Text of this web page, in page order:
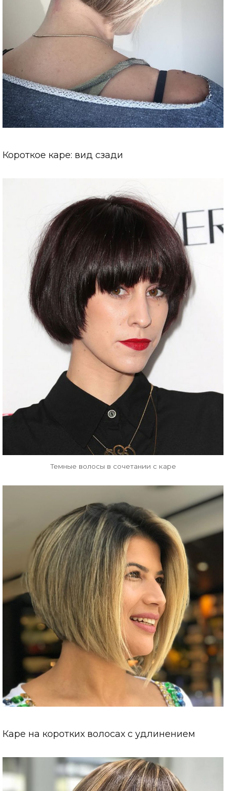
Короткое каре: вид сзади
Темные волосы в сочетании с каре
Каре на коротких волосах с удлинением